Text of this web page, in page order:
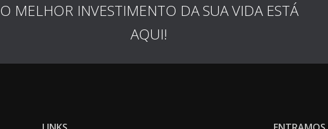
O MELHOR INVESTIMENTO DA SUA VIDA ESTÁ
AQUI!